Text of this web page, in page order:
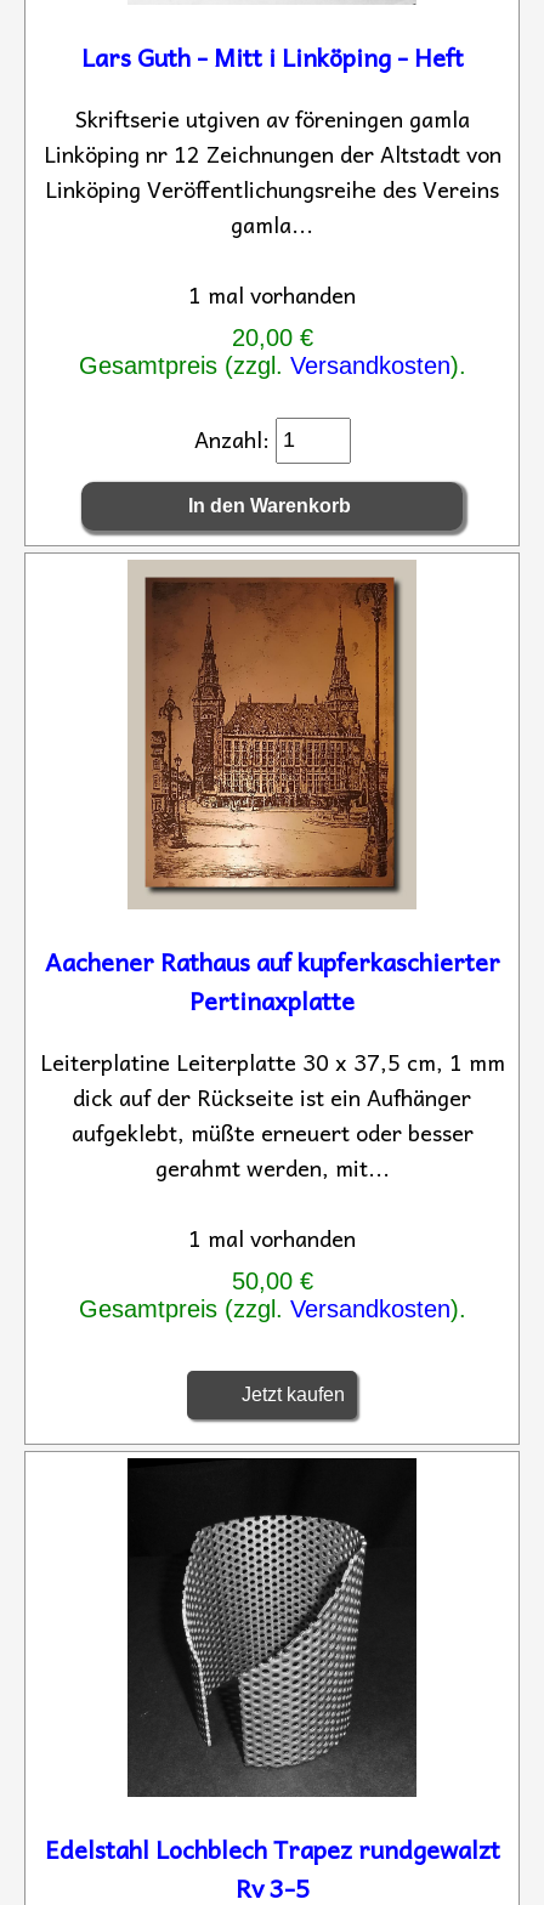
Lars Guth - Mitt i Linköping - Heft
Skriftserie utgiven av föreningen gamla
Linköping nr 12 Zeichnungen der Altstadt von
Linköping Veröffentlichungsreihe des Vereins
gamla...
1 mal vorhanden
20,00 €
Gesamtpreis (zzgl. Versandkosten).
Anzahl:
Aachener Rathaus auf kupferkaschierter
Pertinaxplatte
Leiterplatine Leiterplatte 30 x 37,5 cm, 1 mm
dick auf der Rückseite ist ein Aufhänger
aufgeklebt, müßte erneuert oder besser
gerahmt werden, mit...
1 mal vorhanden
50,00 €
Gesamtpreis (zzgl. Versandkosten).
Jetzt kaufen
Edelstahl Lochblech Trapez rundgewalzt
Rv 3-5